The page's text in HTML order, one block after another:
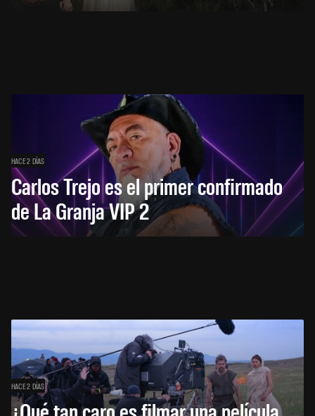
HACE 2 DÍAS
Carlos Trejo es el primer confirmado
de La Granja VIP 2
HACE 2 DÍAS